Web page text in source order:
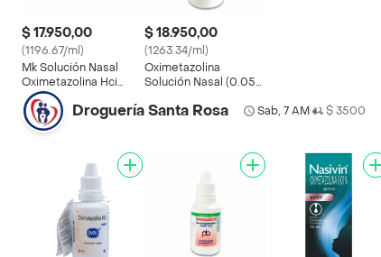
$ 17.950,00
(1196.67/ml)
Mk Solución Nasal
Oximetazolina Hci
(0.05 %) 15 mL
$ 18.950,00
(1263.34/ml)
Oximetazolina
Solución Nasal (0.05
Droguería Santa Rosa Sab, 7 AM• $ 3500